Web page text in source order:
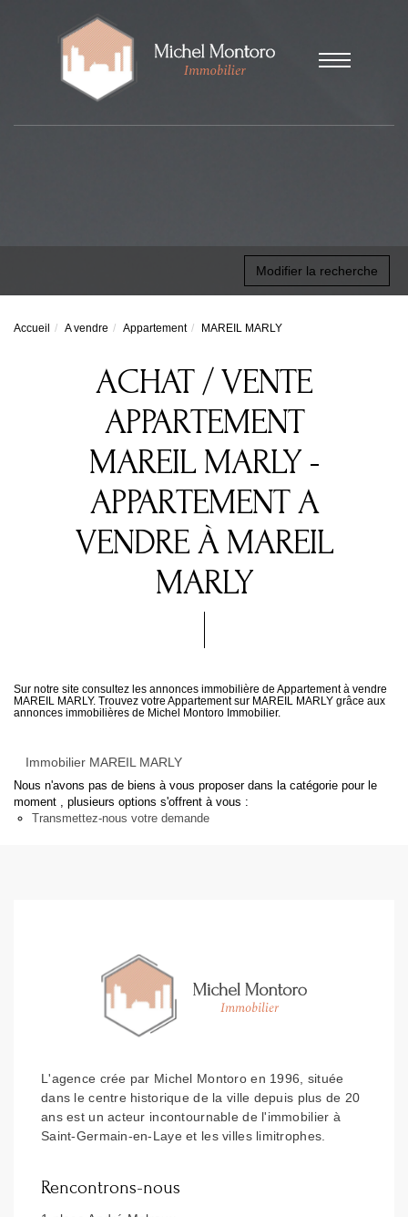
Modifier la recherche
Accueil A vendre Appartement MAREIL MARLY
ACHAT / VENTE
APPARTEMENT
MAREIL MARLY -
APPARTEMENT A
VENDRE À MAREIL
MARLY
Sur notre site consultez les annonces immobilière de Appartement à vendre
MAREIL MARLY. Trouvez votre Appartement sur MAREIL MARLY grâce aux
annonces immobilières de Michel Montoro Immobilier.
Immobilier MAREIL MARLY
Nous n'avons pas de biens à vous proposer dans la catégorie pour le
moment , plusieurs options s'offrent à vous :
Transmettez-nous votre demande
L'agence crée par Michel Montoro en 1996, située
dans le centre historique de la ville depuis plus de 20
ans est un acteur incontournable de l'immobilier à
Saint-Germain-en-Laye et les villes limitrophes.
Rencontrons-nous